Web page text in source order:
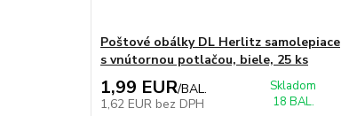
Poštové obálky DL Herlitz samolepiace
s vnútornou potlačou, biele, 25 ks
1,99 EUR/BAL.
1,62 EUR bez DPH
Skladom
18 BAL.